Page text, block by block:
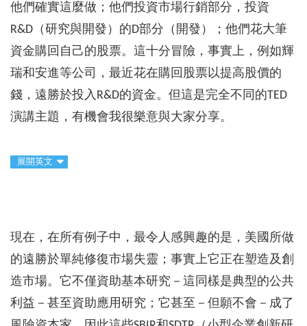
他們確實這麼做；他們投資市場行銷部分，投資
R&D（研究與開發）的D部分（開發）；他們花大筆
資金購回自己的股票。這十分冒險，事實上，例如輝
瑞和安進等公司，最近花在購回股票以提高股價的
錢，遠勝於投入R&D的資金。但這是完全不同的TED
演講主題，有機會我很樂意與大家分享。
展開英文
現在，在所有例子中，最令人感興趣的是，美國所做
的遠勝於單純修復市場失靈；事實上它正在塑造及創
造市場。它不僅資助基本研究－這同樣是典型的公共
利益－甚至資助應用研究；它甚至－但願不會－成了